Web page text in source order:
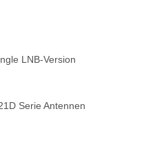
LNB-Version